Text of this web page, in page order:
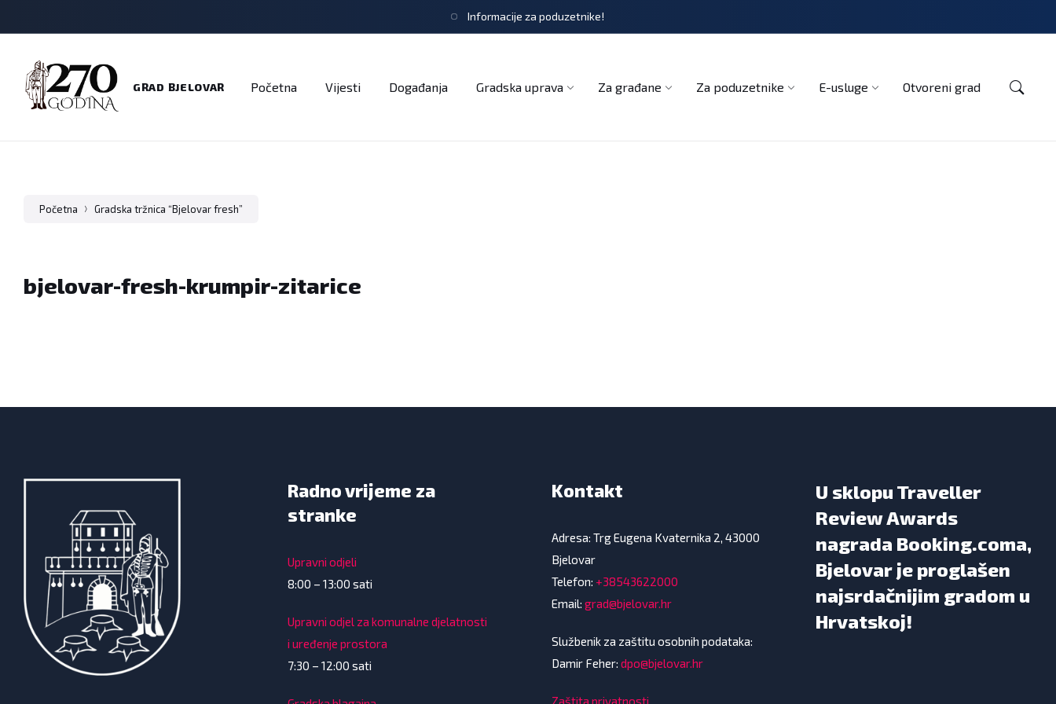
Informacije za poduzetnike!
GRAD BJELOVAR Početna Vijesti Događanja Gradska uprava Za građane Za poduzetnike E-usluge Otvoreni grad
Početna Gradska tržnica “Bjelovar fresh”
bjelovar-fresh-krumpir-zitarice
Radno vrijeme za
stranke
Upravni odjeli
8:00 – 13:00 sati
Upravni odjel za komunalne djelatnosti
i uređenje prostora
7:30 – 12:00 sati
Kontakt
Adresa: Trg Eugena Kvaternika 2, 43000
Bjelovar
Telefon: +38543622000
Email: grad@bjelovar.hr
Službenik za zaštitu osobnih podataka:
Damir Feher: dpo@bjelovar.hr
U sklopu Traveller
Review Awards
nagrada Booking.coma,
Bjelovar je proglašen
najsrdačnijim gradom u
Hrvatskoj!